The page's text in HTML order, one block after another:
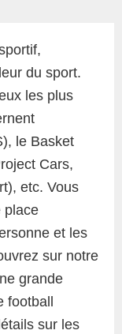
du sport.
les plus
le Basket
Cars,
etc. Vous
place
et les
sur notre
grande
sur les